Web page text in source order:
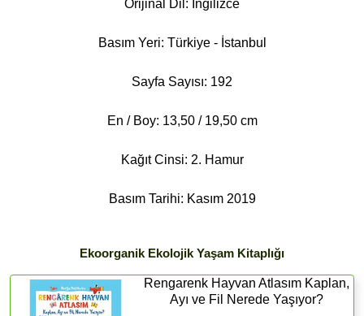
Orijinal Dil: İngilizce
Basım Yeri: Türkiye - İstanbul
Sayfa Sayısı: 192
En / Boy: 13,50 / 19,50 cm
Kağıt Cinsi: 2. Hamur
Basım Tarihi: Kasım 2019
Ekoorganik Ekolojik Yaşam Kitaplığı
Rengarenk Hayvan Atlasım Kaplan,
Ayı ve Fil Nerede Yaşıyor?